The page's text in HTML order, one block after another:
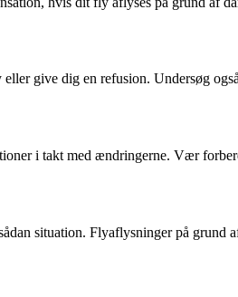
give dig en refusion. Undersøg
i takt med ændringerne. Vær
situation. Flyaflysninger på grund